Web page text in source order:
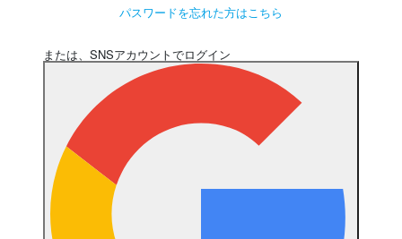
パスワードを忘れた方はこちら
または、SNSアカウントでログイン